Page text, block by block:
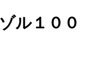
ル１００